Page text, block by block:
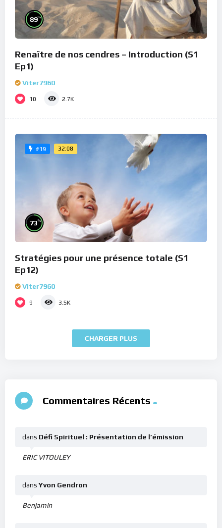
89%
Renaître de nos cendres – Introduction (S1
Ep1)
Viter7960
10 2.7K
#19 32:08
73%
Stratégies pour une présence totale (S1
Ep12)
Viter7960
9 3.5K
CHARGER PLUS
Commentaires Récents
ERIC VITOULEY
dans Défi Spirituel : Présentation de l’émission
Benjamin
dans Yvon Gendron